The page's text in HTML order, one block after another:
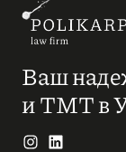
Ваш
и ТМТ в